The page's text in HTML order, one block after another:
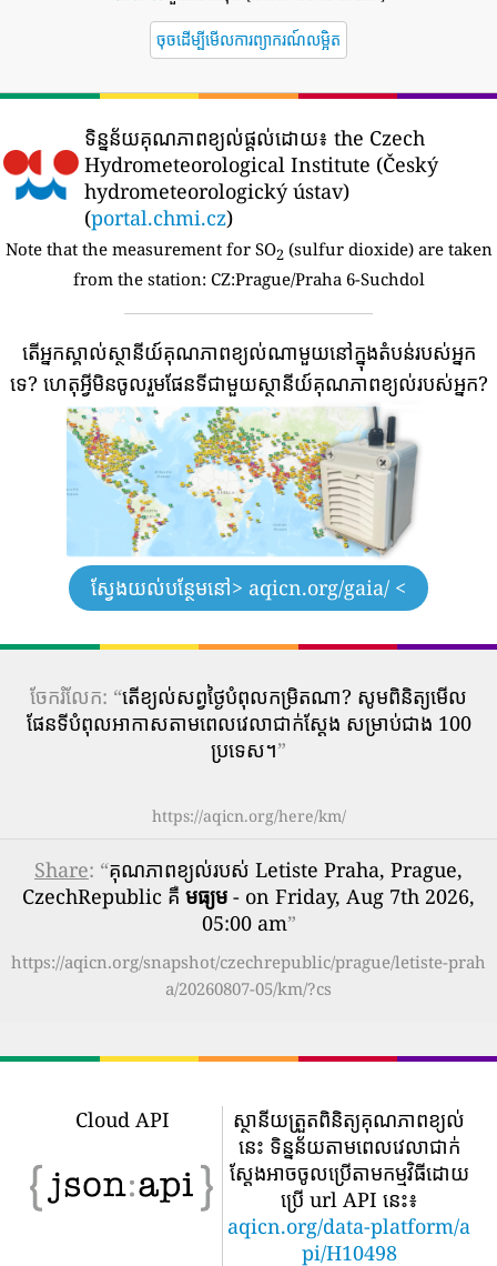
ចុចដើម្បីមើលការព្យាករណ៍លម្អិត
ទិន្នន័យគុណភាពខ្យល់ផ្តល់ដោយ៖ the Czech
Hydrometeorological Institute (Český
hydrometeorologický ústav)
(portal.chmi.cz)
Note that the measurement for SO2 (sulfur dioxide) are taken
from the station: CZ:Prague/Praha 6-Suchdol
តើអ្នកស្គាល់ស្ថានីយ៍គុណភាពខ្យល់ណាមួយនៅក្នុងតំបន់របស់អ្នក
ទេ? ហេតុអ្វីមិនចូលរួមផែនទីជាមួយស្ថានីយ៍គុណភាពខ្យល់របស់អ្នក?
ស្វែងយល់បន្ថែមនៅ> aqicn.org/gaia/ <
ចែករំលែក: “តើ​ខ្យល់​សព្វថ្ងៃ​បំពុល​កម្រិត​ណា? សូមពិនិត្យមើល
ផែនទីបំពុលអាកាសតាមពេលវេលាជាក់ស្តែង សម្រាប់ជាង 100
ប្រទេស។”
https://aqicn.org/here/km/
Share: “គុណភាពខ្យល់របស់ Letiste Praha, Prague,
CzechRepublic គឺ មធ្យម - on Friday, Aug 7th 2026,
05:00 am”
https://aqicn.org/snapshot/czechrepublic/prague/letiste-prah
a/20260807-05/km/?cs
Cloud API
ស្ថានីយត្រួតពិនិត្យគុណភាពខ្យល់
នេះ ទិន្នន័យតាមពេលវេលាជាក់
ស្តែងអាចចូលប្រើតាមកម្មវិធីដោយ
ប្រើ url API នេះ៖
aqicn.org/data-platform/a
pi/H10498